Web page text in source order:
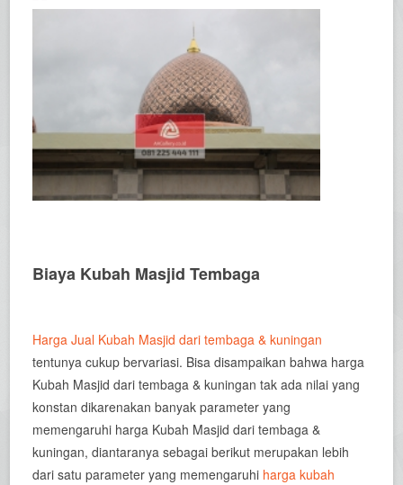
Biaya Kubah Masjid Tembaga
Harga Jual Kubah Masjid dari tembaga & kuningan
tentunya cukup bervariasi. Bisa disampaikan bahwa harga
Kubah Masjid dari tembaga & kuningan tak ada nilai yang
konstan dikarenakan banyak parameter yang
memengaruhi harga Kubah Masjid dari tembaga &
kuningan, diantaranya sebagai berikut merupakan lebih
dari satu parameter yang memengaruhi harga kubah